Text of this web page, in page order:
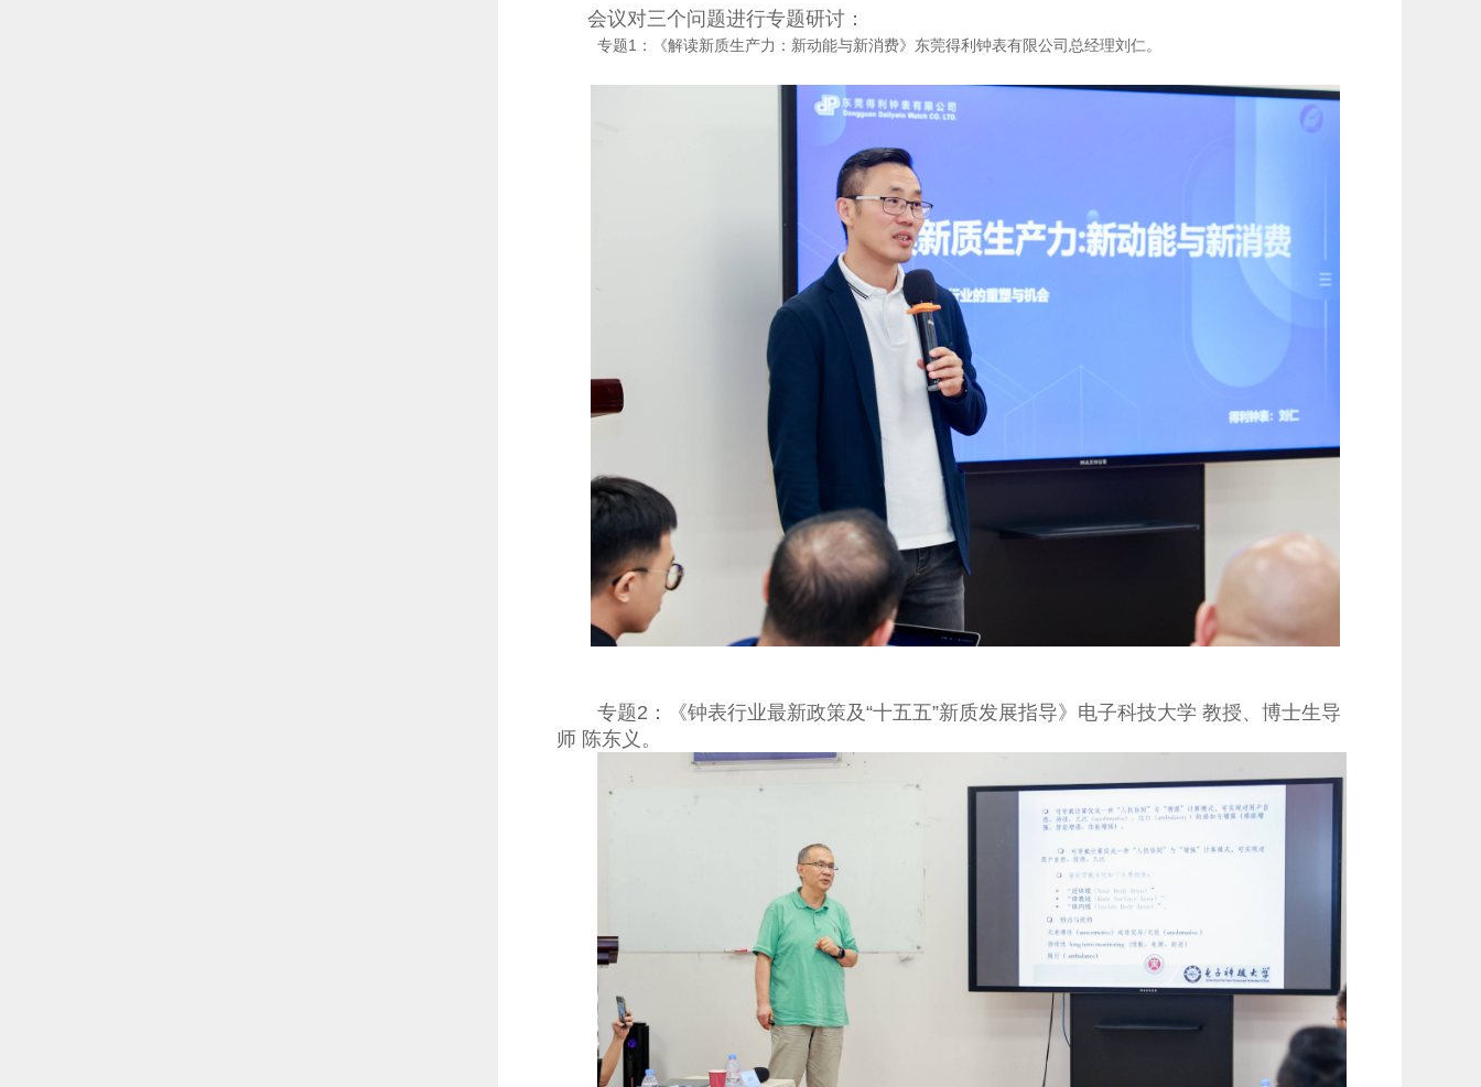
会议对三个问题进行专题研讨：
专题1： 《解读新质生产力：新动能与新消费》东莞得利钟表有限公司总经理刘仁。
专题2：《钟表行业最新政策及“十五五”新质发展指导》电子科技大学 教授、博士生导
师 陈东义。